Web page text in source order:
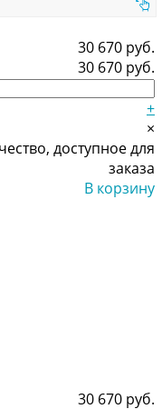
30 670 руб.
30 670 руб.
+
×
доступное для
заказа
В корзину
30 670 руб.